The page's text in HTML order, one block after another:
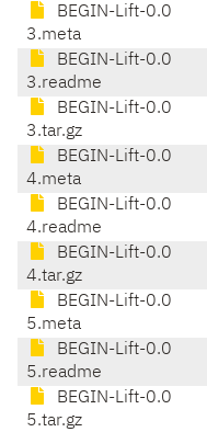
BEGIN-Lift-0.0
3.meta
BEGIN-Lift-0.0
3.readme
BEGIN-Lift-0.0
3.tar.gz
BEGIN-Lift-0.0
4.meta
BEGIN-Lift-0.0
4.readme
BEGIN-Lift-0.0
4.tar.gz
BEGIN-Lift-0.0
5.meta
BEGIN-Lift-0.0
5.readme
BEGIN-Lift-0.0
5.tar.gz